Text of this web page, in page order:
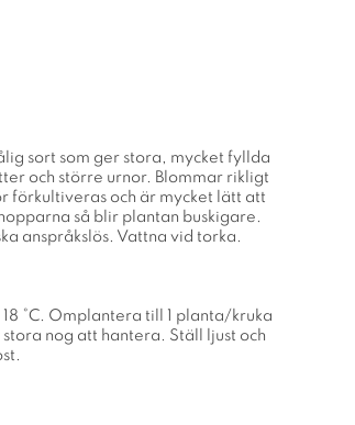
sort som ger stora, mycket fyllda
och större urnor. Blommar rikligt
förkultiveras och är mycket lätt att
så blir plantan buskigare.
anspråkslös. Vattna vid torka.
°C. Omplantera till 1 planta/kruka
nog att hantera. Ställ ljust och